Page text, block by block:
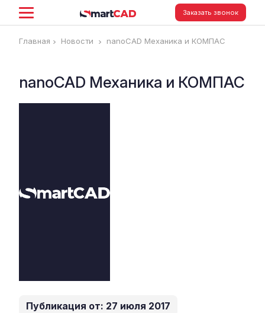
Заказать звонок
Главная Новости nanoCAD Механика и КОМПАС
nanoCAD Механика и КОМПАС
Публикация от: 27 июля 2017